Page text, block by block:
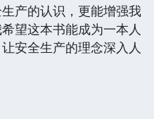
产的认识，更能增强我
望这本书能成为一本人
安全生产的理念深入人